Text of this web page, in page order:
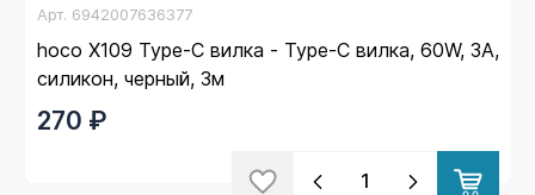
Арт. 6942007636377
hoco X109 Type-C вилка - Type-C вилка, 60W, 3A,
силикон, черный, 3м
270 ₽